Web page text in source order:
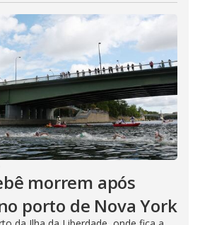
morrem após
porto de Nova York